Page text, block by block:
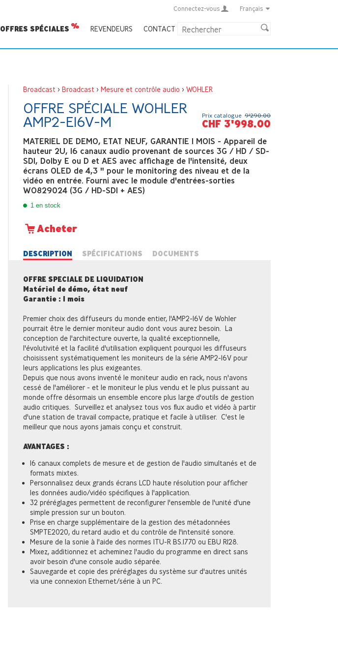
Connectez-vous Français
OFFRES SPÉCIALES REVENDEURS CONTACT
Broadcast > Broadcast > Mesure et contrôle audio > WOHLER
OFFRE SPÉCIALE WOHLER
AMP2-E16V-M
MATERIEL DE DEMO, ETAT NEUF, GARANTIE 1 MOIS - Appareil de
hauteur 2U, 16 canaux audio provenant de sources 3G / HD / SD-
SDI, Dolby E ou D et AES avec affichage de l'intensité, deux
écrans OLED de 4,3 " pour le monitoring des niveau et de la
vidéo en entrée. Fourni avec le module d'entrées-sorties
WO829024 (3G / HD-SDI + AES)
1 en stock
Acheter
Prix catalogue 9'290.00
CHF 3'998.00
DESCRIPTION SPÉCIFICATIONS DOCUMENTS
OFFRE SPECIALE DE LIQUIDATION
Matériel de démo, état neuf
Garantie : 1 mois
Premier choix des diffuseurs du monde entier, l'AMP2-16V de Wohler
pourrait être le dernier moniteur audio dont vous aurez besoin. La
conception de l'architecture ouverte, la qualité exceptionnelle,
l'évolutivité et la facilité d'utilisation expliquent pourquoi les diffuseurs
choisissent systématiquement les moniteurs de la série AMP2-16V pour
leurs applications les plus exigeantes.
Depuis que nous avons inventé le moniteur audio en rack, nous n'avons
cessé de l'améliorer - et le moniteur le plus vendu et le plus puissant au
monde offre désormais un ensemble encore plus large d'outils de gestion
audio critiques. Surveillez et analysez tous vos flux audio et vidéo à partir
d'une station de travail compacte, pratique et facile à utiliser. C'est le
meilleur que nous ayons jamais conçu et construit.
AVANTAGES :
16 canaux complets de mesure et de gestion de l'audio simultanés et de
formats mixtes.
Personnalisez deux grands écrans LCD haute résolution pour afficher
les données audio/vidéo spécifiques à l'application.
32 préréglages permettent de reconfigurer l'ensemble de l'unité d'une
simple pression sur un bouton.
Prise en charge supplémentaire de la gestion des métadonnées
SMPTE2020, du retard audio et du contrôle de l'intensité sonore.
Mesure de la sonie à l'aide des normes ITU-R BS.1770 ou EBU R128.
Mixez, additionnez et acheminez l'audio du programme en direct sans
avoir besoin d'une console audio séparée.
Sauvegarde et copie des préréglages du système sur d'autres unités
via une connexion Ethernet/série à un PC.